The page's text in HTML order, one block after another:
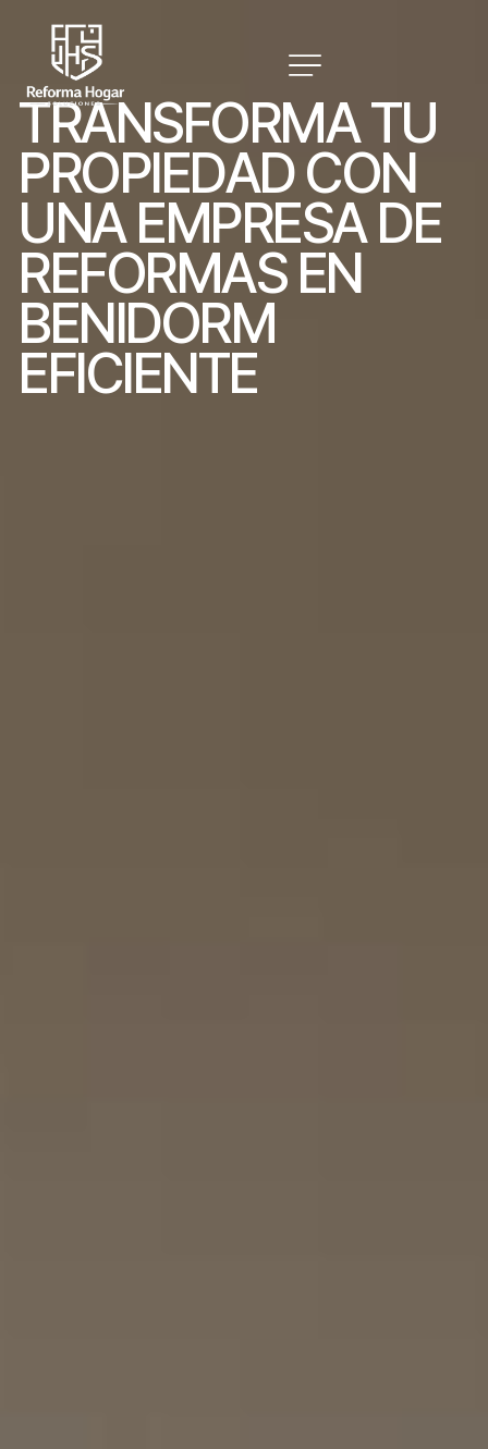
TRANSFORMATU
PROPIEDADCON
UNA EMPRESA DE
REFORMAS EN
BENIDORM
EFICIENTE